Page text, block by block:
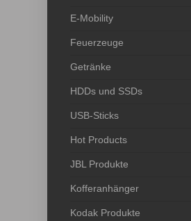
E-Mobility
Feuerzeuge
Getränke
HDDs und SSDs
USB-Sticks
Hot Products
JBL Produkte
Kofferanhänger
Kodak Produkte